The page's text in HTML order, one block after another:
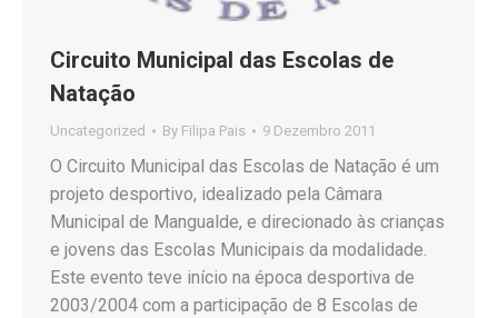
Circuito Municipal das Escolas de
Natação
Uncategorized By Filipa Pais 9 Dezembro 2011
O Circuito Municipal das Escolas de Natação é um
projeto desportivo, idealizado pela Câmara
Municipal de Mangualde, e direcionado às crianças
e jovens das Escolas Municipais da modalidade.
Este evento teve início na época desportiva de
2003/2004 com a participação de 8 Escolas de